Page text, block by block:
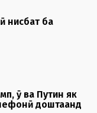
нисбат ба
ӯ ва Путин як
доштаанд